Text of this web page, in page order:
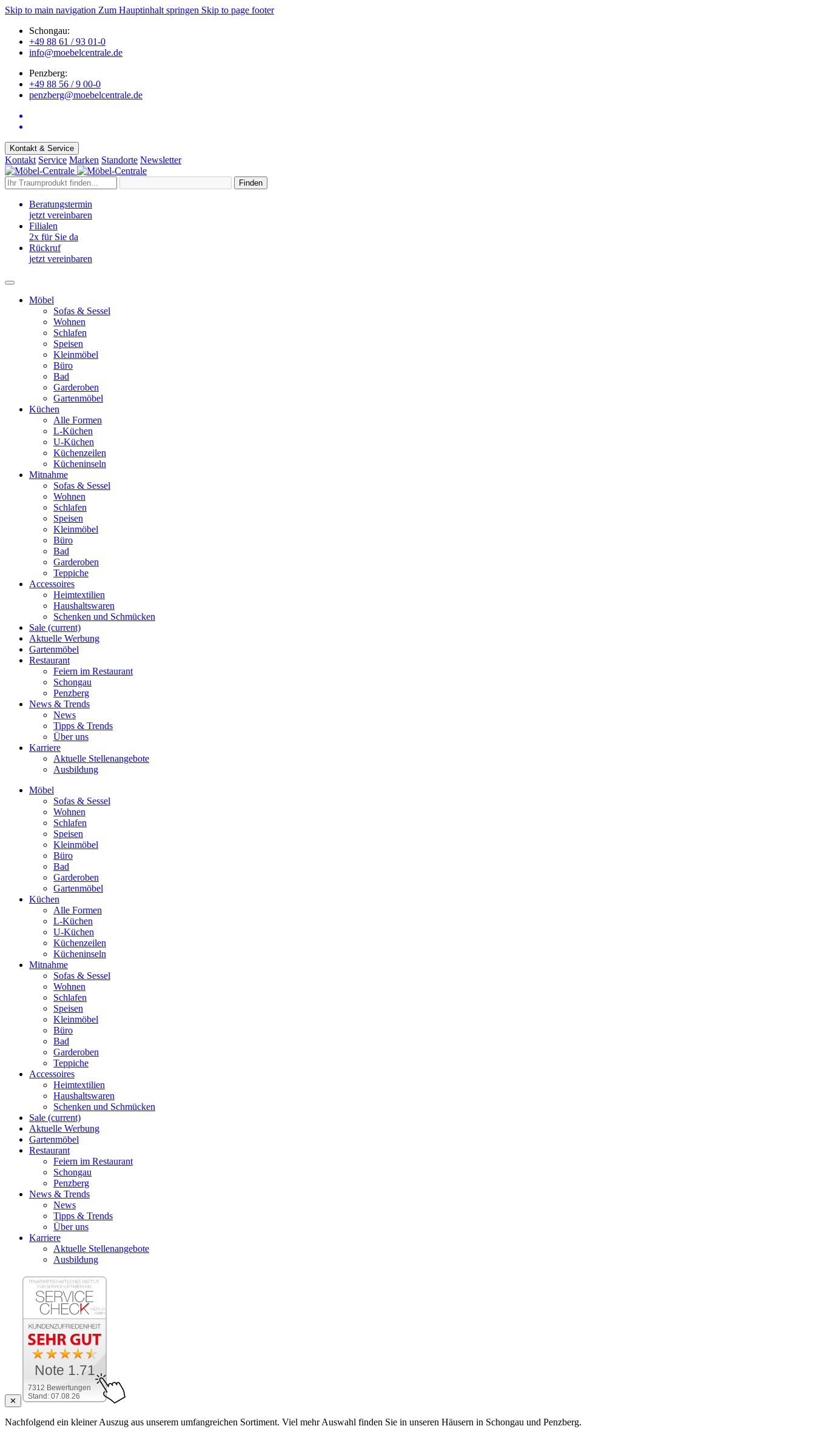
Skip to main navigation Zum Hauptinhalt springen Skip to page footer
Schongau:
+49 88 61 / 93 01-0
info@moebelcentrale.de
Penzberg:
+49 88 56 / 9 00-0
penzberg@moebelcentrale.de
Kontakt & Service
Kontakt Service Marken Standorte Newsletter
Finden
Beratungstermin
jetzt vereinbaren
Filialen
2x für Sie da
Rückruf
jetzt vereinbaren
Möbel
Sofas & Sessel
Wohnen
Schlafen
Speisen
Kleinmöbel
Büro
Bad
Garderoben
Gartenmöbel
Küchen
Alle Formen
L-Küchen
U-Küchen
Küchenzeilen
Kücheninseln
Mitnahme
Sofas & Sessel
Wohnen
Schlafen
Speisen
Kleinmöbel
Büro
Bad
Garderoben
Teppiche
Accessoires
Heimtextilien
Haushaltswaren
Schenken und Schmücken
Sale (current)
Aktuelle Werbung
Gartenmöbel
Restaurant
Feiern im Restaurant
Schongau
Penzberg
News & Trends
News
Tipps & Trends
Über uns
Karriere
Aktuelle Stellenangebote
Ausbildung
Möbel
Sofas & Sessel
Wohnen
Schlafen
Speisen
Kleinmöbel
Büro
Bad
Garderoben
Gartenmöbel
Küchen
Alle Formen
L-Küchen
U-Küchen
Küchenzeilen
Kücheninseln
Mitnahme
Sofas & Sessel
Wohnen
Schlafen
Speisen
Kleinmöbel
Büro
Bad
Garderoben
Teppiche
Accessoires
Heimtextilien
Haushaltswaren
Schenken und Schmücken
Sale (current)
Aktuelle Werbung
Gartenmöbel
Restaurant
Feiern im Restaurant
Schongau
Penzberg
News & Trends
News
Tipps & Trends
Über uns
Karriere
Aktuelle Stellenangebote
Ausbildung
✕
7312 Bewertungen
Stand: 07.08.26
Note 1.71
Nachfolgend ein kleiner Auszug aus unserem umfangreichen Sortiment. Viel mehr Auswahl finden Sie in unseren Häusern in Schongau und Penzberg.